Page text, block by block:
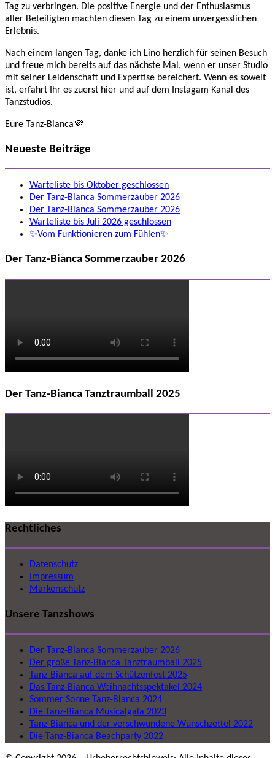
Tag zu verbringen. Die positive Energie und der Enthusiasmus
aller Beteiligten machten diesen Tag zu einem unvergesslichen
Erlebnis.
Nach einem langen Tag, danke ich Lino herzlich für seinen Besuch
und freue mich bereits auf das nächste Mal, wenn er unser Studio
mit seiner Leidenschaft und Expertise bereichert. Wenn es soweit
ist, erfahrt Ihr es zuerst hier und auf dem Instagam Kanal des
Tanzstudios.
Eure Tanz-Bianca💜
Neueste Beiträge
Warteliste bis Oktober geschlossen
Der Tanz-Bianca Sommerzauber 2026
Der Tanz-Bianca Sommerzauber 2026
Warteliste bis Juli 2026 geschlossen
✨Vom Funktionieren zum Fühlen✨
Der Tanz-Bianca Sommerzauber 2026
Der Tanz-Bianca Tanztraumball 2025
Rechtliches
Datenschutz
Impressum
Markenschutz
Unsere Tanzshows
Der Tanz-Bianca Sommerzauber 2026
Der große Tanz-Bianca Tanztraumball 2025
Tanz-Bianca auf dem Schützenfest 2025
Das Tanz-Bianca Weihnachtsspektakel 2024
Sommer Sonne Tanz-Bianca 2024
Die Tanz-Bianca Musicalgala 2023
Tanz-Bianca und der verschwundene Wunschzettel 2022
Die Tanz-Bianca Beachparty 2022